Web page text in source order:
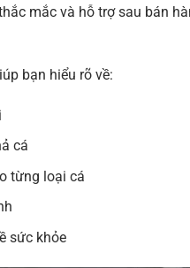
mắc và hỗ trợ sau bán
bạn hiểu rõ về:
cá
từng loại cá
sức khỏe